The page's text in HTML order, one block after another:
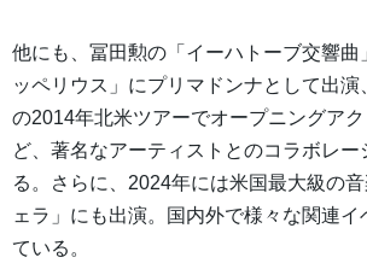
他にも、冨田勲の「イーハトーブ交響曲
ッペリウス」にプリマドンナとして出
の2014年北米ツアーでオープニングア
ど、著名なアーティストとのコラボレー
る。さらに、2024年には米国最大級の
ェラ」にも出演。国内外で様々な関連
ている。